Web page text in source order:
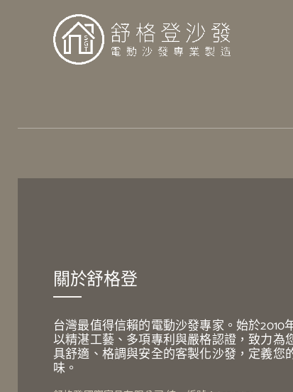
關於舒格登
台灣最值得信賴的電動沙發專家。始於2010
以精湛工藝、多項專利與嚴格認證，致力為
具舒適、格調與安全的客製化沙發，定義您
味。